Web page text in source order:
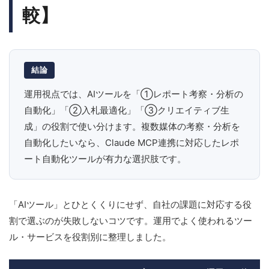
較】
結論
運用視点では、AIツールを「①レポート考察・分析の
自動化」「②入札最適化」「③クリエイティブ生
成」の役割で使い分けます。複数媒体の考察・分析を
自動化したいなら、Claude MCP連携に対応したレポ
ート自動化ツールが有力な選択肢です。
「AIツール」とひとくくりにせず、自社の課題に対応する役
割で選ぶのが失敗しないコツです。運用でよく使われるツー
ル・サービスを役割別に整理しました。